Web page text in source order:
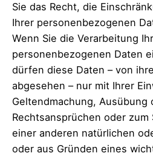
Sie das Recht, die
Ihrer personenbezogenen
Wenn Sie die Verarbeitung
personenbezogenen Daten
dürfen diese Daten – von
abgesehen – nur mit Ihrer
Geltendmachung,
Rechtsansprüchen oder zum
einer anderen natürlichen
oder aus Gründen eines